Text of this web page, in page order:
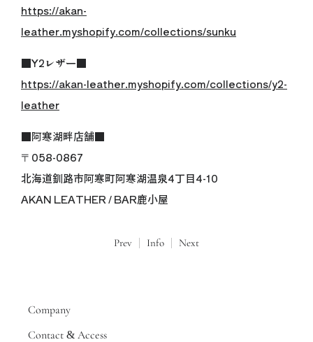
https://akan-
leather.myshopify.com/collections/sunku
■Y2レザー■
https://akan-leather.myshopify.com/collections/y2-
leather
■阿寒湖畔店舗■
〒058-0867
北海道釧路市阿寒町阿寒湖温泉4丁目4-10
AKAN LEATHER / BAR鹿小屋
Prev Info Next
Company
Contact & Access